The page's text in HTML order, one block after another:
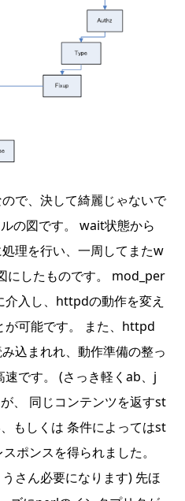
で、決して綺麗じゃないで
の図です。 wait状態から
理を行い、一周してまたw
にしたものです。 mod_per
入し、httpdの動作を変え
が可能です。 また、httpd
込まれれ、動作準備の整っ
です。 (さっき軽くab、j
、 同じコンテンツを返すst
もしくは 条件によってはst
ポンスを得られました。
さん必要になります) 先ほ